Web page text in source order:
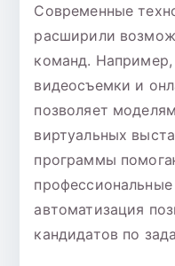
Современные
расширили
команд. Например,
видеосъемки и
позволяет
виртуальных
программы
автоматизация
кандидатов по